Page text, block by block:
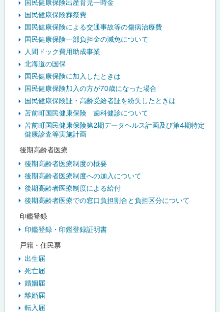
国民健康保険出産育児一時金
国民健康保険葬祭費
国民健康保険による交通事故等の傷病治療費
国民健康保険一部負担金の減免について
人間ドック費用助成事業
北海道の国保
国民健康保険に加入したときは
国民健康保険加入の方が70歳になった場合
国民健康保険証・高齢受給者証を紛失したときは
苫前町国民健康保険 歯科健診について
苫前町国民健康保険第2期データヘルス計画及び第4期特定
健康診査等実施計画
後期高齢者医療
後期高齢者医療制度の概要
後期高齢者医療制度への加入について
後期高齢者医療制度による給付
後期高齢者医療での窓口負担割合と負担区分について
印鑑登録
印鑑登録・印鑑登録証明書
戸籍・住民票
出生届
死亡届
婚姻届
離婚届
転入届